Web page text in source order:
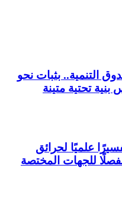
التنمية.. بثبات نحو
تحتية متينة
علميًا لحرائق
للجهات المختصة